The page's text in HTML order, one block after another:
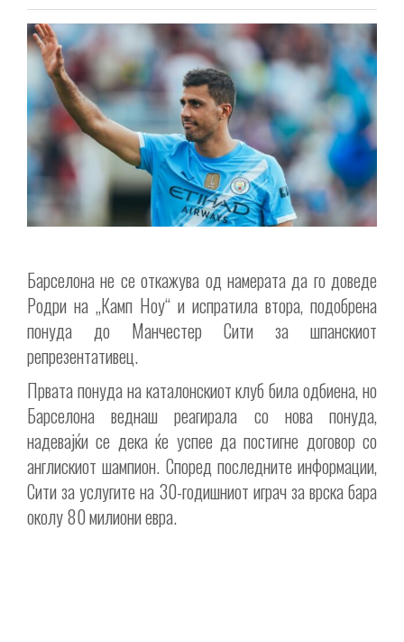
Барселона не се откажува од намерата да го доведе
Родри на „Камп Ноу“ и испратила втора, подобрена
понуда до Манчестер Сити за шпанскиот
репрезентативец.
Првата понуда на каталонскиот клуб била одбиена, но
Барселона веднаш реагирала со нова понуда,
надевајќи се дека ќе успее да постигне договор со
англискиот шампион. Според последните информации,
Сити за услугите на 30-годишниот играч за врска бара
околу 80 милиони евра.